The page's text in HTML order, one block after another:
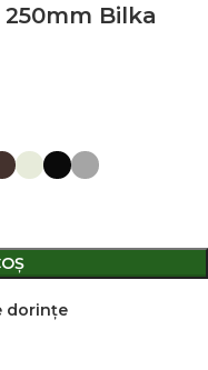
Bilka
dorințe